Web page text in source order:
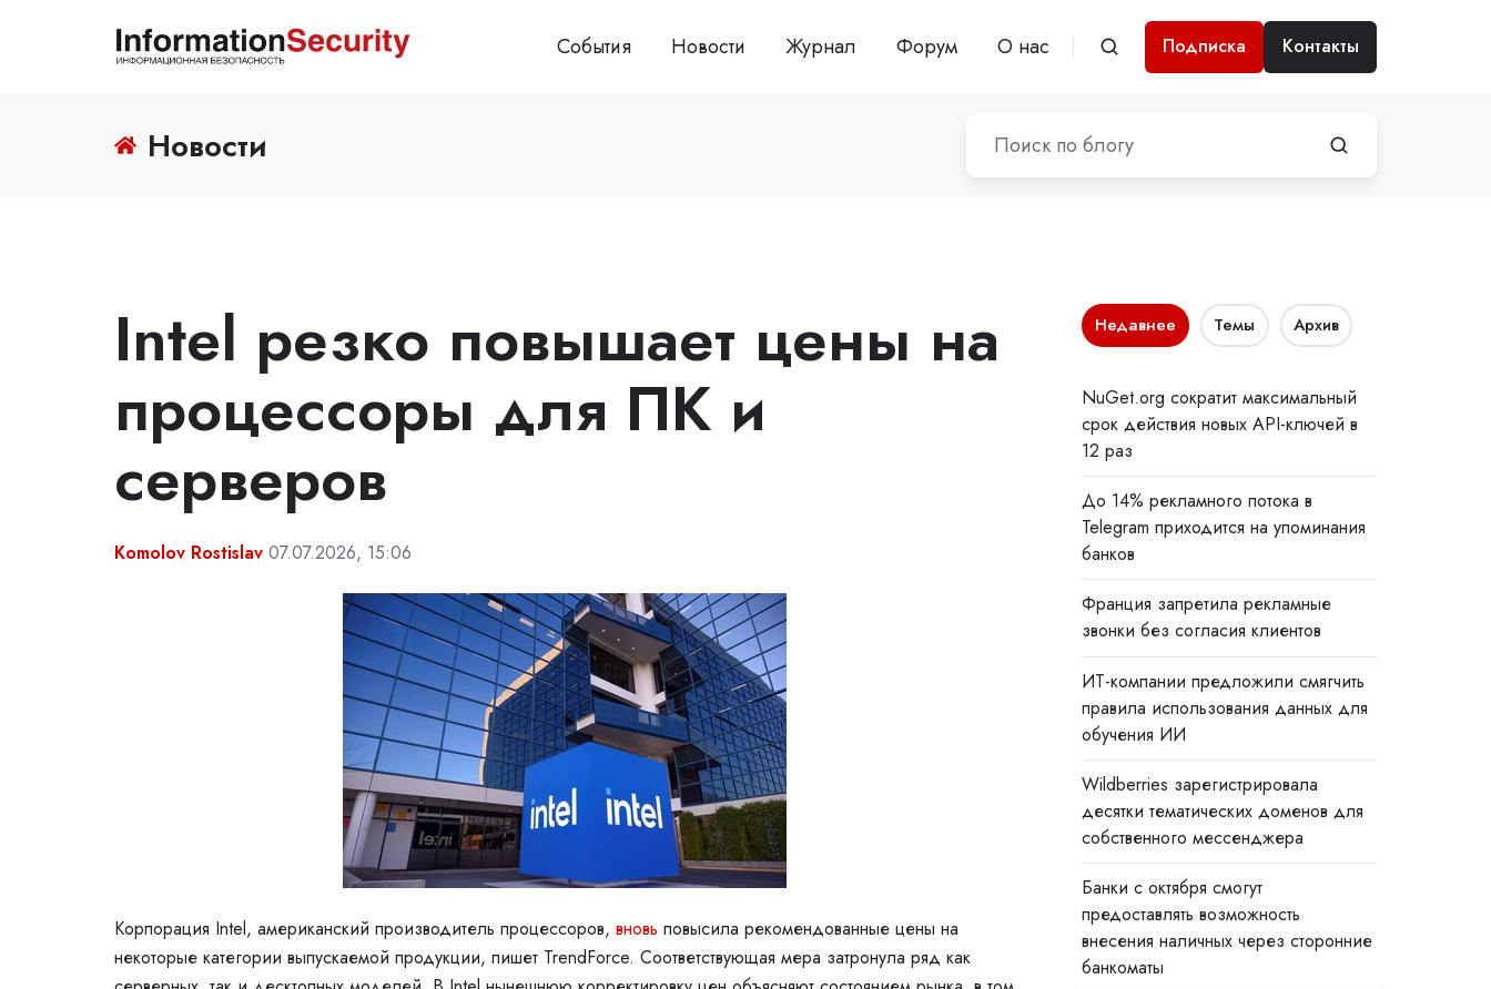
События Новости Журнал Форум О нас Подписка Контакты
Новости
Intel резко повышает цены на
процессоры для ПК и
серверов
Komolov Rostislav 07.07.2026, 15:06
Корпорация Intel, американский производитель процессоров, вновь повысила рекомендованные цены на
некоторые категории выпускаемой продукции, пишет TrendForce. Соответствующая мера затронула ряд как
Недавнее Темы Архив
NuGet.org сократит максимальный
срок действия новых API-ключей в
12 раз
До 14% рекламного потока в
Telegram приходится на упоминания
банков
Франция запретила рекламные
звонки без согласия клиентов
ИТ-компании предложили смягчить
правила использования данных для
обучения ИИ
Wildberries зарегистрировала
десятки тематических доменов для
собственного мессенджера
Банки с октября смогут
предоставлять возможность
внесения наличных через сторонние
банкоматы